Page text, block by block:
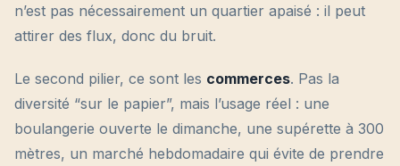
n’est pas nécessairement un quartier apaisé : il peut
attirer des flux, donc du bruit.
Le second pilier, ce sont les commerces. Pas la
diversité “sur le papier”, mais l’usage réel : une
boulangerie ouverte le dimanche, une supérette à 300
mètres, un marché hebdomadaire qui évite de prendre